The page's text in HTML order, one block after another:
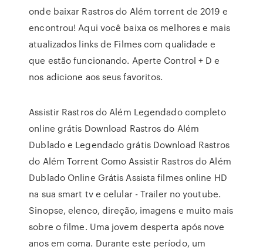
onde baixar Rastros do Além torrent de 2019 e
encontrou! Aqui você baixa os melhores e mais
atualizados links de Filmes com qualidade e
que estão funcionando. Aperte Control + D e
nos adicione aos seus favoritos.
Assistir Rastros do Além Legendado completo
online grátis Download Rastros do Além
Dublado e Legendado grátis Download Rastros
do Além Torrent Como Assistir Rastros do Além
Dublado Online Grátis Assista filmes online HD
na sua smart tv e celular - Trailer no youtube.
Sinopse, elenco, direção, imagens e muito mais
sobre o filme. Uma jovem desperta após nove
anos em coma. Durante este período, um